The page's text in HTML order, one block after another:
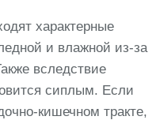
характерные
и влажной из-за
вследствие
сиплым. Если
кишечном тракте,